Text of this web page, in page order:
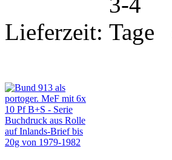
Lieferzeit: